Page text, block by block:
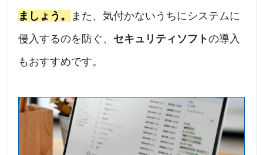
ましょう。
また、気付かないうちにシステムに
侵入するのを防ぐ、 セキュリティソフトの導入
もおすすめです。